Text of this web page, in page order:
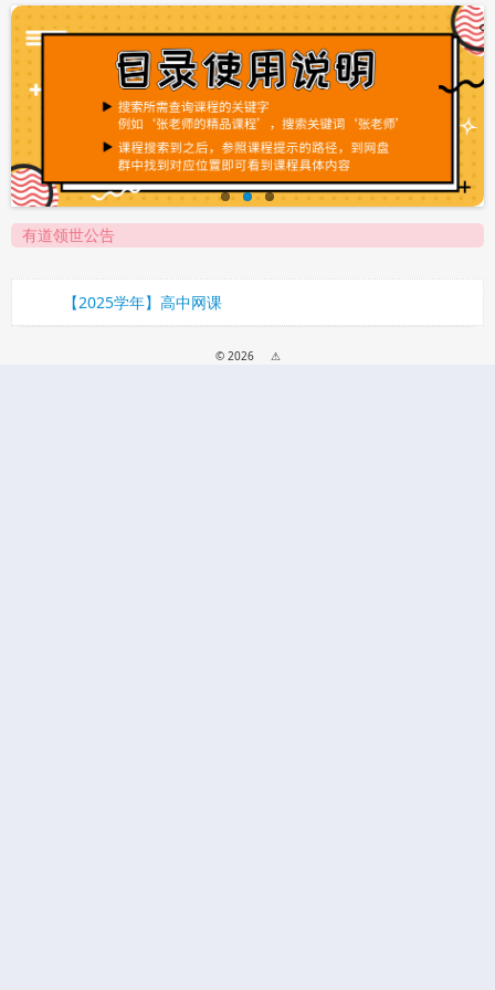
有道领世公告
【2025学年】高中网课
© 2026 ⚠